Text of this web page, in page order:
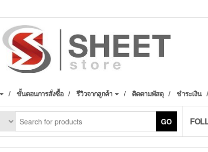
ขั้นตอนการสั่งซื้อ รีวิวจากลูกค้า ติดตามพัสดุ ชำระเงิน
GO